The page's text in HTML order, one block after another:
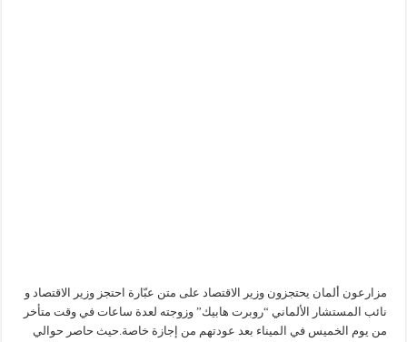
مزارعون ألمان يحتجزون وزير الاقتصاد على متن عبّارة احتجز وزير الاقتصاد و
نائب المستشار الألماني “روبرت هابيك” وزوجته لعدة ساعات في وقت متأخر
من يوم الخميس في الميناء بعد عودتهم من إجازة خاصة.حيث حاصر حوالي